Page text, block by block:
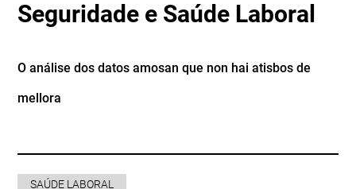
Seguridade e Saúde Laboral
O análise dos datos amosan que non hai atisbos de
mellora
SAÚDE LABORAL